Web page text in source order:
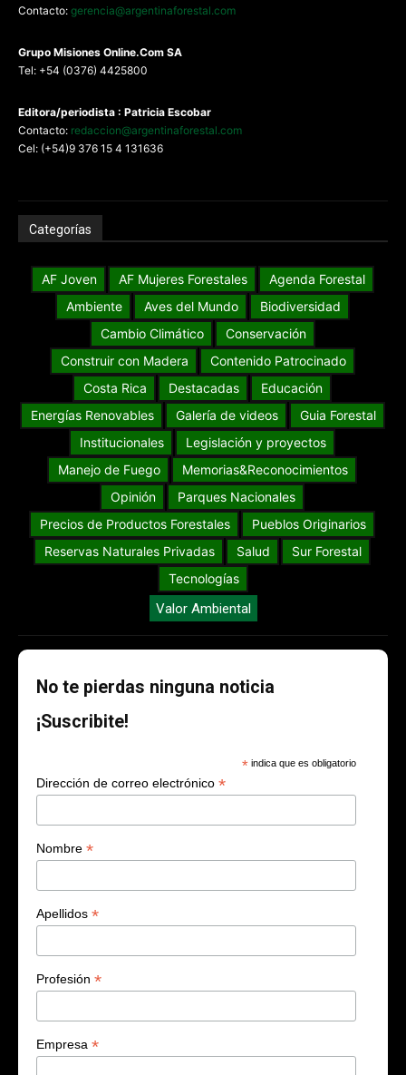
Contacto: gerencia@argentinaforestal.com
Grupo Misiones Online.Com SA
Tel: +54 (0376) 4425800
Editora/periodista : Patricia Escobar
Contacto: redaccion@argentinaforestal.com
Cel: (+54)9 376 15 4 131636
Categorías
AF Joven AF Mujeres Forestales
Agenda Forestal
Ambiente
Aves del Mundo
Biodiversidad
Cambio Climático
Conservación
Construir con Madera
Contenido Patrocinado
Costa Rica
Destacadas
Educación
Energías Renovables
Galería de videos
Guia Forestal
Institucionales
Legislación y proyectos
Manejo de Fuego
Memorias&Reconocimientos
Opinión
Parques Nacionales
Precios de Productos Forestales
Pueblos Originarios
Reservas Naturales Privadas
Salud
Sur Forestal
Tecnologías
Valor Ambiental
No te pierdas ninguna noticia
¡Suscribite!
* indica que es obligatorio
Dirección de correo electrónico *
Nombre *
Apellidos *
Profesión *
Empresa *